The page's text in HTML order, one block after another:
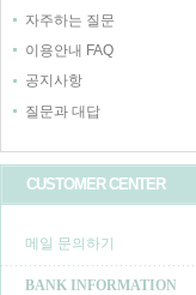
자주하는 질문
이용안내 FAQ
공지사항
질문과 대답
CUSTOMER CENTER
메일 문의하기
BANK INFORMATION